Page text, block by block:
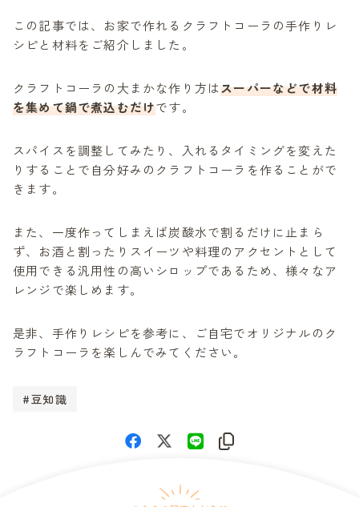
この記事では、お家で作れるクラフトコーラの手作りレ
シピと材料をご紹介しました。
クラフトコーラの大まかな作り方はスーパーなどで材料
を集めて鍋で煮込むだけです。
スパイスを調整してみたり、入れるタイミングを変えた
りすることで自分好みのクラフトコーラを作ることがで
きます。
また、一度作ってしまえば炭酸水で割るだけに止まら
ず、お酒と割ったりスイーツや料理のアクセントとして
使用できる汎用性の高いシロップであるため、様々なア
レンジで楽しめます。
是非、手作りレシピを参考に、ご自宅でオリジナルのク
ラフトコーラを楽しんでみてください。
豆知識
  